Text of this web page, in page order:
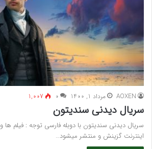
AOXEN مرداد 1, 1400 ۰ 1,007
سریال دیدنی سندیتون
سریال دیدنی سندیتون با دوبله فارسی توجه : فیلم ها
اینترنت گزینش و منتشر میشود…